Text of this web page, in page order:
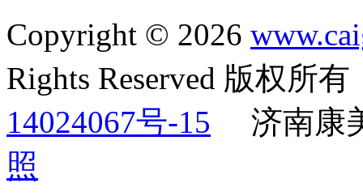
Copyright © 2026
Rights Reserved 版权所
14024067号-15 济南康
照